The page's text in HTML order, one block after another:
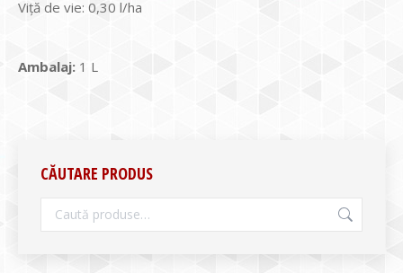
Viță de vie: 0,30 l/ha
Ambalaj: 1 L
CĂUTARE PRODUS